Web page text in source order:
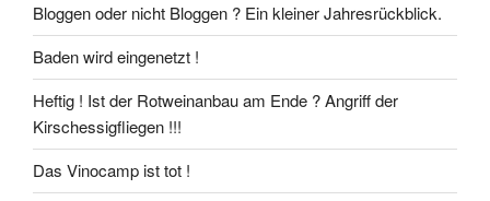
Bloggen oder nicht Bloggen ? Ein kleiner Jahresrückblick.
Baden wird eingenetzt !
Heftig ! Ist der Rotweinanbau am Ende ? Angriff der
Kirschessigfliegen !!!
Das Vinocamp ist tot !